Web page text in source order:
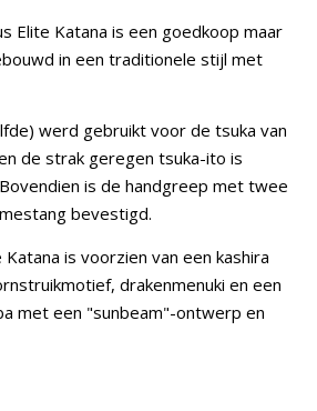
Elite Katana is een goedkoop maar
in een traditionele stijl met
werd gebruikt voor de tsuka van
de strak geregen tsuka-ito is
is de handgreep met twee
bevestigd.
Katana is voorzien van een kashira
drakenmenuki en een
met een "sunbeam"-ontwerp en